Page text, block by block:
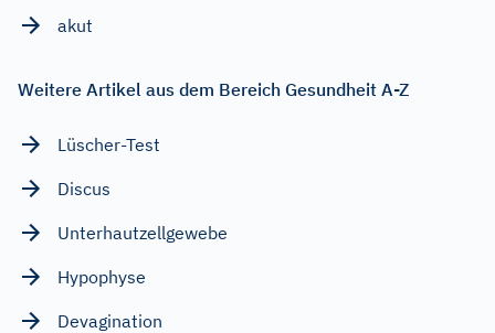
akut
Weitere Artikel aus dem Bereich Gesundheit A-Z
Lüscher-Test
Discus
Unterhautzellgewebe
Hypophyse
Devagination